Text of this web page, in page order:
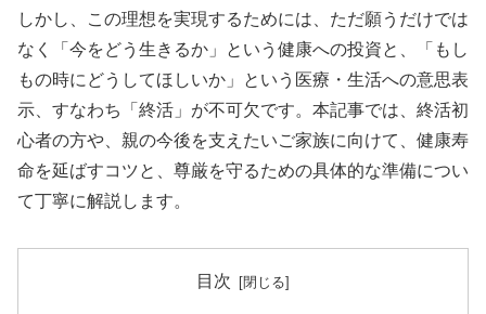
しかし、この理想を実現するためには、ただ願うだけでは
なく「今をどう生きるか」という健康への投資と、「もし
もの時にどうしてほしいか」という医療・生活への意思表
示、すなわち「終活」が不可欠です。本記事では、終活初
心者の方や、親の今後を支えたいご家族に向けて、健康寿
命を延ばすコツと、尊厳を守るための具体的な準備につい
て丁寧に解説します。
目次